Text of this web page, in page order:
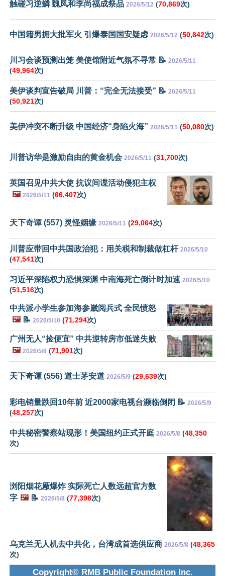
触碰习逆鳞 魏凤和李尚福成祭品 2026/5/12 (70,869次)
中国籍男拥大批军火 引爆泰国国安疑虑 2026/5/12 (50,842次)
川习会谈预测出笼 美使馆附近气氛不寻常 📝 2026/5/11
(49,964次)
美伊谈判宣告破局 川普：“完全无法接受” 📝 2026/5/11
(50,921次)
美伊冲突不断升级 中国经济“身陷火海” 2026/5/11 (50,080次)
川普访华是激励自由的黄金机会 2026/5/11 (31,700次)
英国召见中共大使 抗议间谍活动侵犯主权
🖼️ 2026/5/11 (66,407次)
天下奇谭 (557) 灵怪姻缘 2026/5/11 (29,064次)
川普应带回中共国政治犯：用关税和制裁做杠杆 2026/5/10
(47,541次)
习近平深陷权力恐惧深渊 中南海死亡倒计时加速 2026/5/10
(51,516次)
中共派小学生参加海参崴阅兵式 全民愤怒
🖼️📝 2026/5/10 (71,294次)
广州无人“捡便宜” 中共逆转房市低迷失败
🖼️ 2026/5/9 (71,901次)
天下奇谭 (556) 道士茅安道 2026/5/9 (29,639次)
彩电销量跌回10年前 近2000家电视台濒临倒闭 📝 2026/5/9
(48,257次)
中共秘密警察站现形！美国纽约正式开庭 2026/5/8 (48,350
次)
浏阳烟花厰爆炸 实际死亡人数远超官方数
字 🖼️📝 2026/5/8 (77,398次)
乌克兰无人机去中共化，台湾成首选供应商 2026/5/8 (48,365
次)
Copyright© RMB Public Foundation Inc.